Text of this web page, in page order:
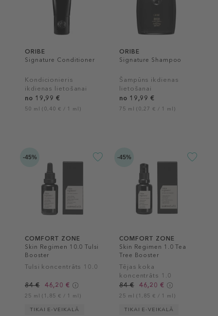
ORIBE
Signature Conditioner
Kondicionieris
ikdienas lietošanai
no 19,99 €
50 ml (0,40 € / 1 ml)
ORIBE
Signature Shampoo
Šampūns ikdienas
lietošanai
no 19,99 €
75 ml (0,27 € / 1 ml)
-45%
COMFORT ZONE
Skin Regimen 10.0 Tulsi
Booster
Tulsi koncentrāts 10.0
84 € 46,20 €
25 ml (1,85 € / 1 ml)
TIKAI E-VEIKALĀ
-45%
COMFORT ZONE
Skin Regimen 1.0 Tea
Tree Booster
Tējas koka
koncentrāts 1.0
84 €
46,20 €
25 ml (1,85 € / 1 ml)
TIKAI E-VEIKALĀ